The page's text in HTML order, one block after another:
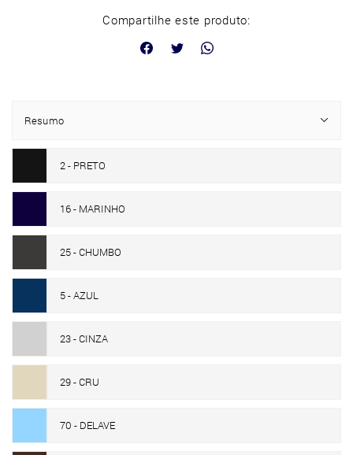
Compartilhe este produto:
Resumo
2 - PRETO
16 - MARINHO
25 - CHUMBO
5 - AZUL
23 - CINZA
29 - CRU
70 - DELAVE